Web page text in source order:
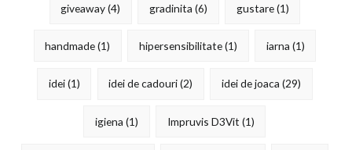
giveaway(4) gradinita (6) gustare(1)
handmade(1) hipersensibilitate(1) iarna (1)
idei(1) idei de cadouri(2) idei de joaca (29)
igiena (1) Impruvis D3Vit (1)